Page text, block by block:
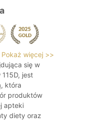
Pokaż więcej >>
się w
jest
która
produktów
apteki
diety oraz